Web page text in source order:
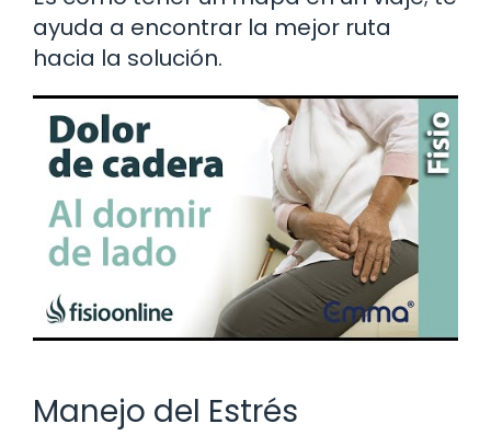
ayuda a encontrar la mejor ruta
hacia la solución.
Manejo del Estrés